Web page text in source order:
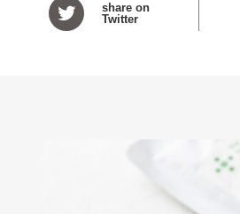
share on
Twitter